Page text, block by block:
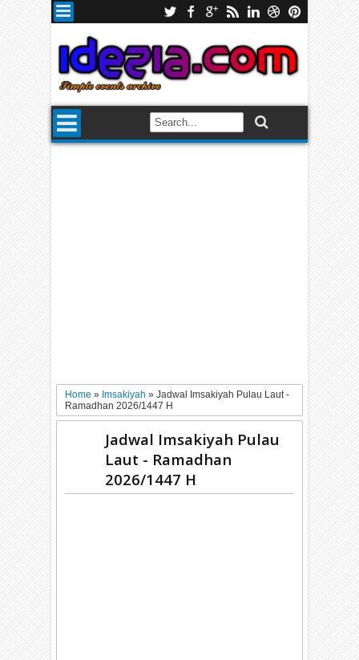
Home» Imsakiyah»Jadwal Imsakiyah Pulau Laut -
Ramadhan 2026/1447 H
Jadwal Imsakiyah Pulau
Laut - Ramadhan
2026/1447 H